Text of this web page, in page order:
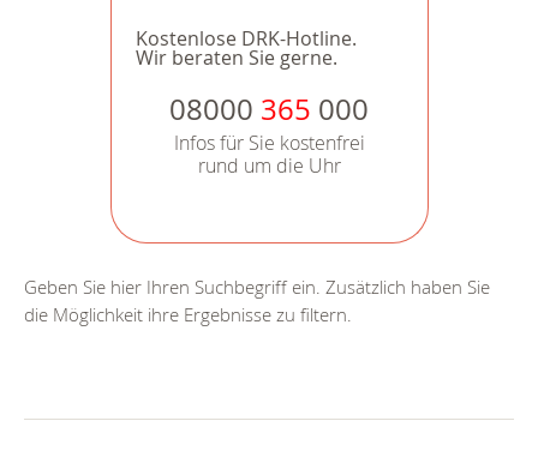
Kostenlose DRK-Hotline.
Wir beraten Sie gerne.
08000 365 000
Infos für Sie kostenfrei
rund um die Uhr
Geben Sie hier Ihren Suchbegriff ein. Zusätzlich haben Sie
die Möglichkeit ihre Ergebnisse zu filtern.